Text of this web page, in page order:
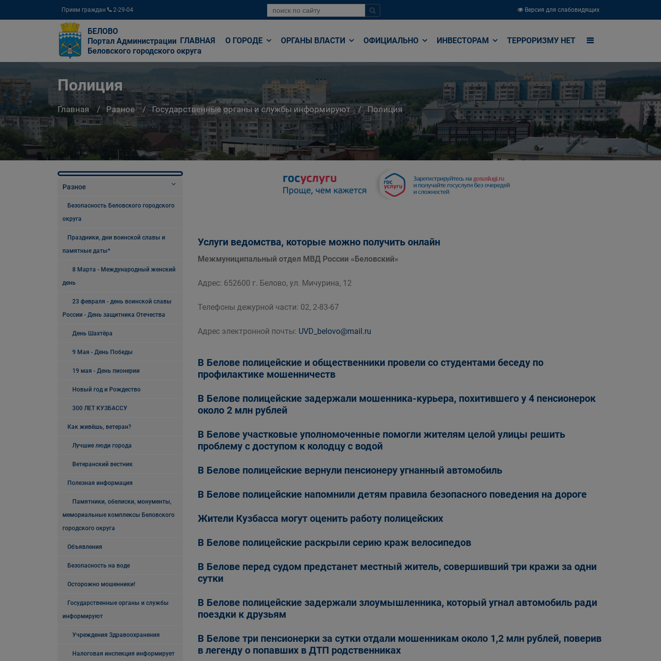
Прием граждан 2-29-04 Версия для слабовидящих
БЕЛОВО
Портал Администрации
Беловского городского округа
ГЛАВНАЯ О ГОРОДЕ ОРГАНЫ ВЛАСТИ ОФИЦИАЛЬНО ИНВЕСТОРАМ ТЕРРОРИЗМУ НЕТ
Полиция
Главная Разное Государственные органы и службы информируют Полиция
Разное
Безопасность Беловского городского
округа
Праздники, дни воинской славы и
памятные даты*
8 Марта - Международный женский
день
23 февраля - день воинской славы
России - День защитника Отечества
День Шахтёра
9 Мая - День Победы
19 мая - День пионерии
Новый год и Рождество
300 ЛЕТ КУЗБАССУ
Как живёшь, ветеран?
Лучшие люди города
Ветеранский вестник
Полезная информация
Памятники, обелиски, монументы,
мемориальные комплексы Беловского
городского округа
Объявления
Безопасность на воде
Осторожно мошенники!
Государственные органы и службы
информируют
Учреждения Здравоохранения
Налоговая инспекция информирует
Услуги ведомства, которые можно получить онлайн
Межмуниципальный отдел МВД России «Беловский»
Адрес: 652600 г. Белово, ул. Мичурина, 12
Телефоны дежурной части: 02, 2-83-67
Адрес электронной почты: UVD_belovo@mail.ru
В Белове полицейские и общественники провели со студентами беседу по
профилактике мошенничеств
В Белове полицейские задержали мошенника-курьера, похитившего у 4 пенсионерок
около 2 млн рублей
В Белове участковые уполномоченные помогли жителям целой улицы решить
проблему с доступом к колодцу с водой
В Белове полицейские вернули пенсионеру угнанный автомобиль
В Белове полицейские напомнили детям правила безопасного поведения на дороге
Жители Кузбасса могут оценить работу полицейских
В Белове полицейские раскрыли серию краж велосипедов
В Белове перед судом предстанет местный житель, совершивший три кражи за одни
сутки
В Белове полицейские задержали злоумышленника, который угнал автомобиль ради
поездки к друзьям
В Белове три пенсионерки за сутки отдали мошенникам около 1,2 млн рублей, поверив
в легенду о попавших в ДТП родственниках